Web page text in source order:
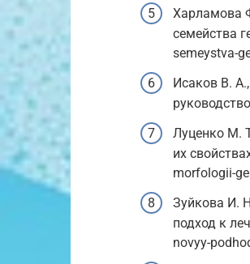
Харламова
семейства
semeystva-
Исаков В.
Луценко М.
их
morfologii-
Зуйкова И.
подход к
novyy-